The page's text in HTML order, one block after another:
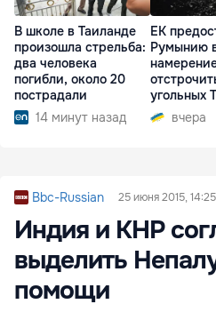
В школе в Таиланде
произошла стрельба:
два человека
погибли, около 20
пострадали
14 минут назад
ЕК
Румынию
угольных
вчера
Bbc-Russian 25 июня 2015, 14:25
Индия и КHР
выделить
помощи